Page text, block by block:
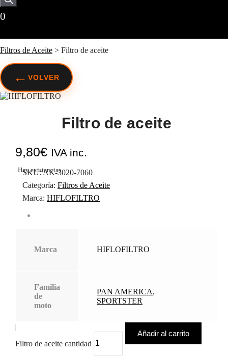
Filtros de Aceite > Filtro de aceite
0
← VOLVER
Filtro de aceite
9,80€ IVA inc.
Hay existencias
SKU:AK-3020-7060
Categoría: Filtros de Aceite
Marca: HIFLOFILTRO
Marca HIFLOFILTRO
Familia
de
moto
PAN AMERICA,
SPORTSTER
Filtro de aceite cantidad
Añadir al carrito